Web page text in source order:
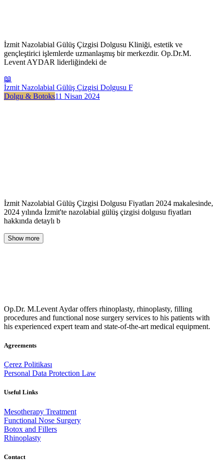
İzmit Nazolabial Gülüş Çizgisi Dolgusu Kliniği, estetik ve
gençleştirici işlemlerde uzmanlaşmış bir merkezdir. Op.Dr.M.
Levent AYDAR liderliğindeki de
📖
İzmit Nazolabial Gülüş Çizgisi Dolgusu F
Dolgu & Botoks11 Nisan 2024
İzmit Nazolabial Gülüş Çizgisi Dolgusu Fiyatları 2024 makalesinde,
2024 yılında İzmit'te nazolabial gülüş çizgisi dolgusu fiyatları
hakkında detaylı b
Show more
Op.Dr. M.Levent Aydar offers rhinoplasty, rhinoplasty, filling
procedures and functional nose surgery services to his patients with
his experienced expert team and state-of-the-art medical equipment.
Agreements
Çerez Politikası
Personal Data Protection Law
Useful Links
Mesotherapy Treatment
Functional Nose Surgery
Botox and Fillers
Rhinoplasty
Contact